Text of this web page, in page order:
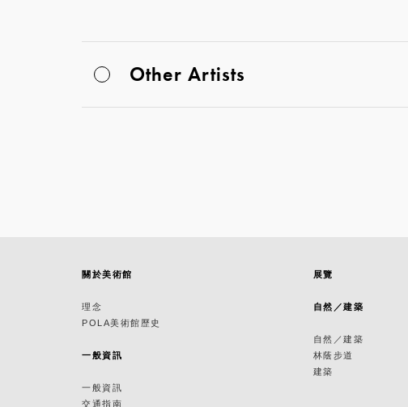
Other Artists
關於美術館
理念
POLA美術館歷史
一般資訊
一般資訊
交通指南
展覽
自然／建築
自然／建築
林蔭步道
建築